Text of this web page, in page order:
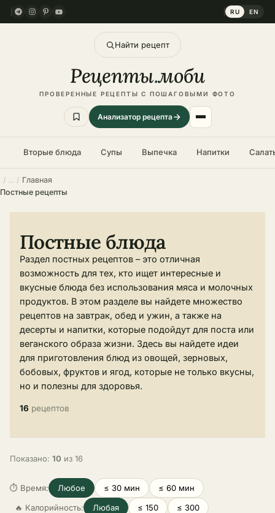
RU EN
Найти рецепт
Рецепты.моби
ПРОВЕРЕННЫЕ РЕЦЕПТЫ С ПОШАГОВЫМИ ФОТО
Анализатор рецепта
Вторые блюда Супы Выпечка Напитки
Главная
Постные рецепты
Постные блюда
Раздел постных рецептов – это отличная
возможность для тех, кто ищет интересные и
вкусные блюда без использования мяса и молочных
продуктов. В этом разделе вы найдете множество
рецептов на завтрак, обед и ужин, а также на
десерты и напитки, которые подойдут для поста или
веганского образа жизни. Здесь вы найдете идеи
для приготовления блюд из овощей, зерновых,
бобовых, фруктов и ягод, которые не только вкусны,
но и полезны для здоровья.
16 рецептов
Показано: 10 из 16
⏱ Время: Любое ≤ 30 мин
≤ 60 мин
🔥 Калорийность:
Любая ≤ 150 ≤ 300